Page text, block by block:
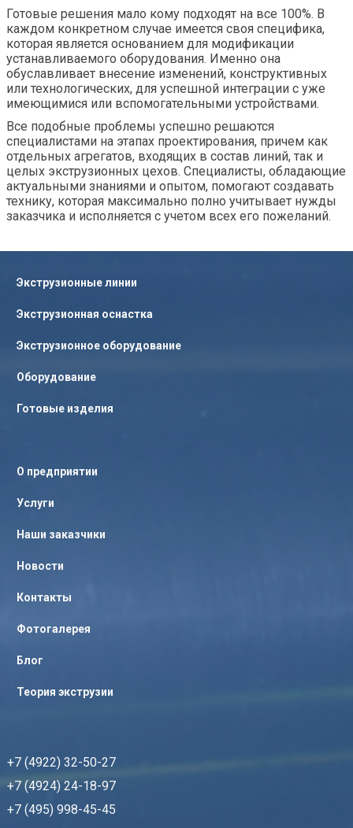
Готовые решения мало кому подходят на все 100%. В
каждом конкретном случае имеется своя специфика,
которая является основанием для модификации
устанавливаемого оборудования. Именно она
обуславливает внесение изменений, конструктивных
или технологических, для успешной интеграции с уже
имеющимися или вспомогательными устройствами.
Все подобные проблемы успешно решаются
специалистами на этапах проектирования, причем как
отдельных агрегатов, входящих в состав линий, так и
целых экструзионных цехов. Специалисты, обладающие
актуальными знаниями и опытом, помогают создавать
технику, которая максимально полно учитывает нужды
заказчика и исполняется с учетом всех его пожеланий.
Экструзионные линии
Экструзионная оснастка
Экструзионное оборудование
Оборудование
Готовые изделия
О предприятии
Услуги
Наши заказчики
Новости
Контакты
Фотогалерея
Блог
Теория экструзии
+7 (4922) 32-50-27
+7 (4924) 24-18-97
+7 (495) 998-45-45